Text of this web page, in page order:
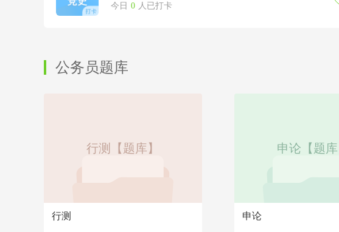
今日 0 人已打卡
公务员题库
行测【题库】
行测
申论【题库
申论